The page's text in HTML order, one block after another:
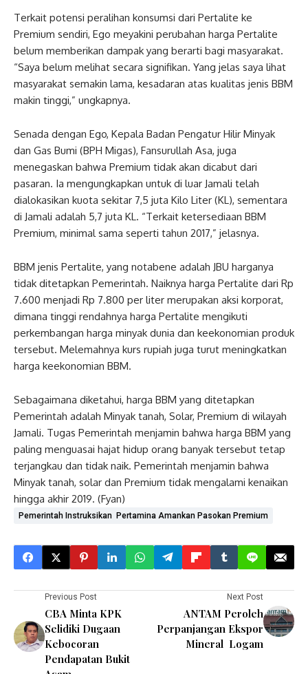
Terkait potensi peralihan konsumsi dari Pertalite ke
Premium sendiri, Ego meyakini perubahan harga Pertalite
belum memberikan dampak yang berarti bagi masyarakat.
“Saya belum melihat secara signifikan. Yang jelas saya lihat
masyarakat semakin lama, kesadaran atas kualitas jenis BBM
makin tinggi,” ungkapnya.
Senada dengan Ego, Kepala Badan Pengatur Hilir Minyak
dan Gas Bumi (BPH Migas), Fansurullah Asa, juga
menegaskan bahwa Premium tidak akan dicabut dari
pasaran. Ia mengungkapkan untuk di luar Jamali telah
dialokasikan kuota sekitar 7,5 juta Kilo Liter (KL), sementara
di Jamali adalah 5,7 juta KL. “Terkait ketersediaan BBM
Premium, minimal sama seperti tahun 2017,” jelasnya.
BBM jenis Pertalite, yang notabene adalah JBU harganya
tidak ditetapkan Pemerintah. Naiknya harga Pertalite dari Rp
7.600 menjadi Rp 7.800 per liter merupakan aksi korporat,
dimana tinggi rendahnya harga Pertalite mengikuti
perkembangan harga minyak dunia dan keekonomian produk
tersebut. Melemahnya kurs rupiah juga turut meningkatkan
harga keekonomian BBM.
Sebagaimana diketahui, harga BBM yang ditetapkan
Pemerintah adalah Minyak tanah, Solar, Premium di wilayah
Jamali. Tugas Pemerintah menjamin bahwa harga BBM yang
paling menguasai hajat hidup orang banyak tersebut tetap
terjangkau dan tidak naik. Pemerintah menjamin bahwa
Minyak tanah, solar dan Premium tidak mengalami kenaikan
hingga akhir 2019. (Fyan)
Pemerintah Instruksikan Pertamina Amankan Pasokan Premium
Previous Post
CBA Minta KPK
Selidiki Dugaan
Kebocoran
Pendapatan Bukit
Next Post
ANTAM Peroleh
Perpanjangan Ekspor
Mineral Logam